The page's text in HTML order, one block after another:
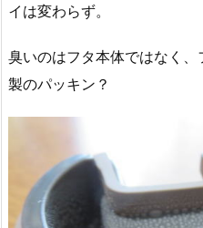
イは変わらず。
臭いのはフタ本体ではなく
製のパッキン？